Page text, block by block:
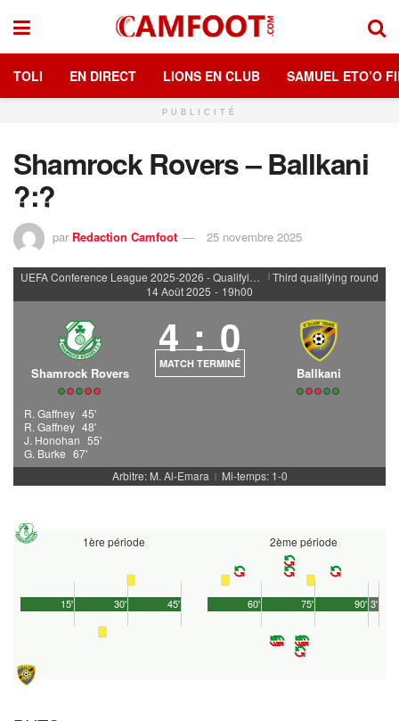
TOLI EN DIRECT LIONS EN CLUB SAMUEL ETO’O
PUBLICITÉ
Shamrock Rovers – Ballkani
?:?
par Redaction Camfoot 25 novembre 2025
| Third qualifying round
14 Août 2025 - 19h00
Shamrock Rovers
4 : 0
MATCH TERMINÉ
Ballkani
R. Gaffney 45'
R. Gaffney 48'
J. Honohan 55'
G. Burke 67'
Arbitre: M. Al-Emara
| Mi-temps: 1-0
1ère période
45'
15' 30'
2ème période
90'
60' 75' 3'